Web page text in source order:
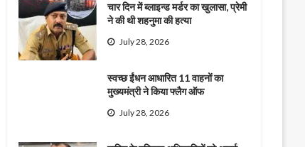
चार दिन में ब्लाइन्ड मर्डर का खुलासा, प्रेमी
ने की थी शहनुमा की हत्या
July 28, 2026
स्वच्छ ईंधन आधारित 11 वाहनों का
मुख्यमंत्री ने किया फ्लैग ऑफ
July 28, 2026